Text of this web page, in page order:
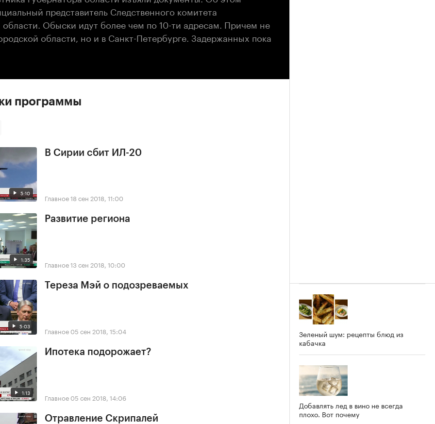
представитель Следственного комитета
Обыски идут более чем по 10-ти адресам. Причем не
области, но и в Санкт-Петербурге. Задержанных пока
программы
5:10
В Сирии сбит ИЛ-20
Главное18 сен 2018, 11:00
1:35
Развитие региона
Главное13 сен 2018, 10:00
5:03
Тереза Мэй о подозреваемых
Главное 05 сен 2018, 15:04
1:13
Ипотека подорожает?
Главное 05 сен 2018, 14:06
Отравление Скрипалей
Зеленый шум: рецепты блюд из
кабачка
Добавлять лед в вино не всегда
плохо. Вот почему